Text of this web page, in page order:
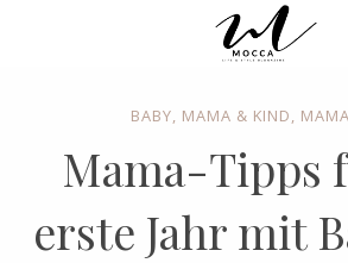
BABY, MAMA & KIND,
Mama-Tipps
erste Jahr mit